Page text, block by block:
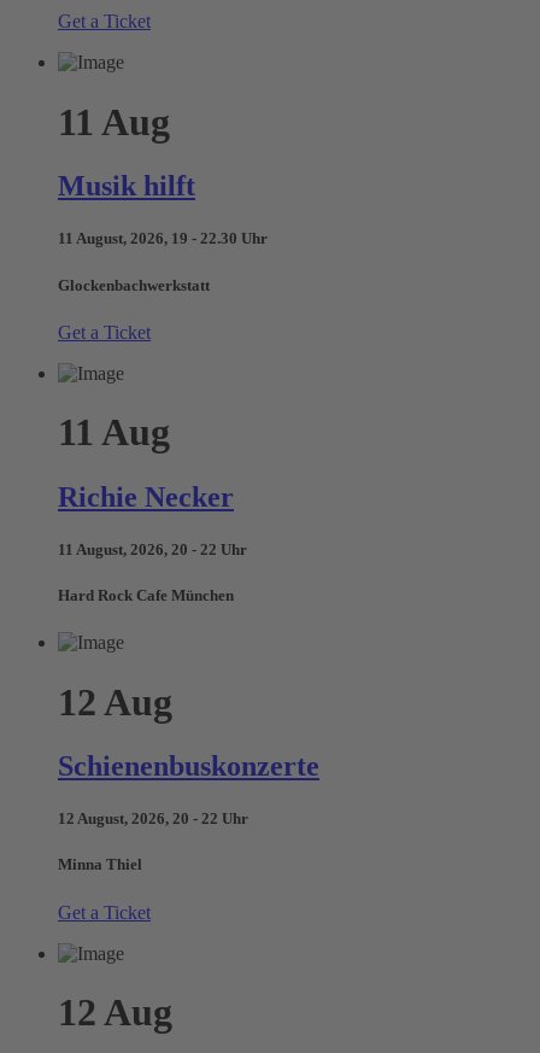
Get a Ticket
11 Aug
Musik hilft
11 August, 2026, 19 - 22.30 Uhr
Glockenbachwerkstatt
Get a Ticket
11 Aug
Richie Necker
11 August, 2026, 20 - 22 Uhr
Hard Rock Cafe München
12 Aug
Schienenbuskonzerte
12 August, 2026, 20 - 22 Uhr
Minna Thiel
Get a Ticket
12 Aug